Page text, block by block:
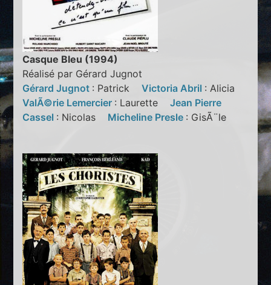
Casque Bleu (1994)
Réalisé par Gérard Jugnot
Gérard Jugnot : PatrickVictoria Abril : Alicia
ValÃ©rie Lemercier : LauretteJean Pierre
Cassel : Nicolas Micheline Presle : GisÃ¨le